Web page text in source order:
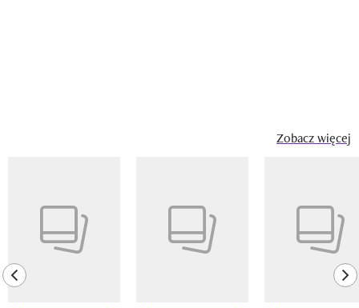
Zobacz więcej
previous element